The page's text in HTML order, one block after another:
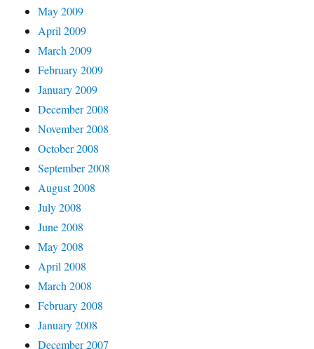
May 2009
April 2009
March 2009
February 2009
January 2009
December 2008
November 2008
October 2008
September 2008
August 2008
July 2008
June 2008
May 2008
April 2008
March 2008
February 2008
January 2008
December 2007